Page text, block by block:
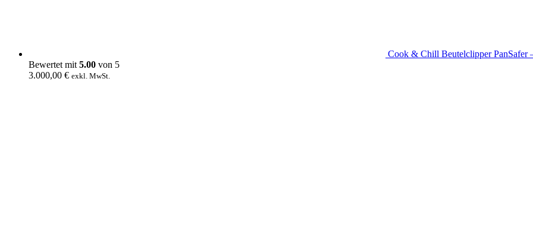
Cook & Chill Beutelclipper PanSafer
Bewertet mit 5.00 von 5
3.000,00 € exkl. MwSt.